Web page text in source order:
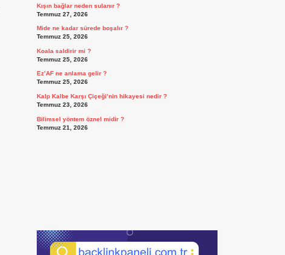
Kışın bağlar neden sulanır ?
Temmuz 27, 2026
Mide ne kadar sürede boşalır ?
Temmuz 25, 2026
Koala saldirir mi ?
Temmuz 25, 2026
Ez’AF ne anlama gelir ?
Temmuz 25, 2026
Kalp Kalbe Karşı Çiçeği’nin hikayesi nedir ?
Temmuz 23, 2026
Bilimsel yöntem öznel midir ?
Temmuz 21, 2026